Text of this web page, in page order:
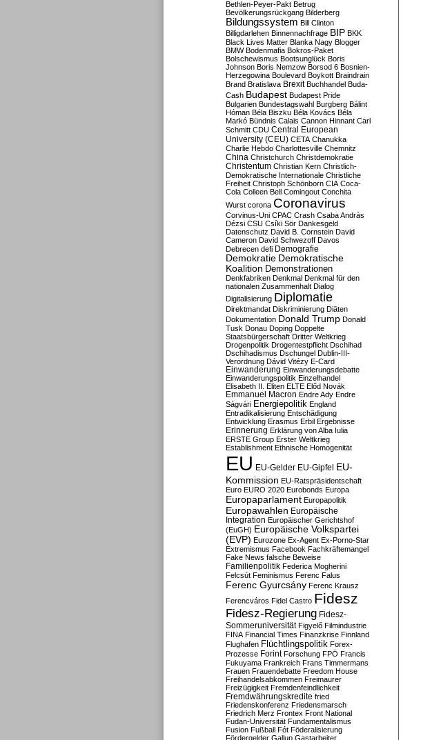
Bethlen-Peyer-Pakt Betrug
Bevölkerungsrückgang Bilderberg
Bildungssystem Bill Clinton
Billigdarlehen Binnennachfrage BIP BKK
Black Lives Matter Blanka Nagy Blogger
BMW Bodenmafia Bokros-Paket
Bolschewismus Bootsunglück Boris
Johnson Boris Nemzow Borsod 6 Bosnien-
Herzegowina Boulevard Boykott Braindrain
Brand Bratislava Brexit Buchhandel Buda-
Cash Budapest Budapest Pride
Bulgarien Bundestagswahl Burgberg Bálint
Hóman Béla Biszku Béla Kovács Béla
Markó Bündnis Calais Cannon Hinnant Carl
Schmitt CDU Central European
University (CEU) CETA Chanukka
Charlie Hebdo Charlottesville Chemnitz
China Christchurch Christdemokratie
Christentum Christian Kern Christlich-
Demokratische Internationale Christliche
Freiheit Christoph Schönborn CIA Coca-
Cola Colleen Bell Comingout Conchita
Wurst corona Coronavirus
Corvinus-Uni CPAC Crash Csaba András
Dézsi CSU Csíki Sör Dankesgeld
Datenschutz David B. Cornstein David
Cameron David Schwezoff Davos
Debrecen defi Demografie
Demokratie Demokratische
Koalition Demonstrationen
Denkfabriken Denkmal Denkmal für den
nationalen Zusammenhalt Dialog
Digitalisierung Diplomatie
Direktmandat Diskriminierung Diäten
Dokumentation Donald Trump Donald
Tusk Donau Doping Doppelte
Staatsbürgerschaft Dritter Weltkrieg
Drogenpolitik Drogentestpflicht Dschihad
Dschihadismus Dschungel Dublin-III-
Verordnung Dávid Vitézy E-Card
Einwanderung Einwanderungsdebatte
Einwanderungspolitik Einzelhandel
Elisabeth II. Eliten ELTE Előd Novák
Emmanuel Macron Endre Ady Endre
Ságvári Energiepolitik England
Entradikalisierung Entschädigung
Entwicklung Erasmus Erbil Ergebnisse
Erinnerung Erklärung von Alba Iulia
ERSTE Group Erster Weltkrieg
Establishment Ethnische Homogenität
EU EU-Gelder EU-Gipfel EU-
Kommission EU-Ratspräsidentschaft
Euro EURO 2020 Eurobonds Europa
Europaparlament Europapolitik
Europawahlen Europäische
Integration Europäischer Gerichtshof
(EuGH) Europäische Volkspartei
(EVP) Eurozone Ex-Agent Ex-Porno-Star
Extremismus Facebook Fachkräftemangel
Fake News falsche Beweise
Familienpolitik Federica Mogherini
Felcsút Feminismus Ferenc Falus
Ferenc Gyurcsány Ferenc Krausz
Ferencváros Fidel Castro Fidesz
Fidesz-Regierung Fidesz-
Sommeruniversität Figyelő Filmindustrie
FINA Financial Times Finanzkrise Finnland
Flughafen Flüchtlingspolitik Forex-
Prozesse Forint Forschung FPÖ Francis
Fukuyama Frankreich Frans Timmermans
Frauen Frauendebatte Freedom House
Freihandelsabkommen Freimaurer
Freizügigkeit Fremdenfeindlichkeit
Fremdwährungskredite fried
Friedenskonferenz Friedensmarsch
Friedrich Merz Frontex Front National
Fudan-Universität Fundamentalismus
Fusion Fußball Fót Föderalisierung
Fördergelder Gallup Gastarbeiter